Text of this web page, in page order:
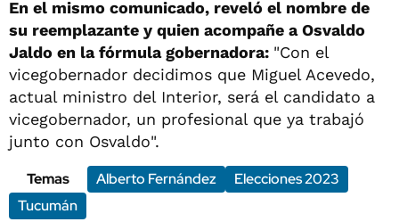
En el mismo comunicado, reveló el nombre de
su reemplazante y quien acompañe a Osvaldo
Jaldo en la fórmula gobernadora: "Con el
vicegobernador decidimos que Miguel Acevedo,
actual ministro del Interior, será el candidato a
vicegobernador, un profesional que ya trabajó
junto con Osvaldo".
Temas
Alberto Fernández
Elecciones 2023
Tucumán